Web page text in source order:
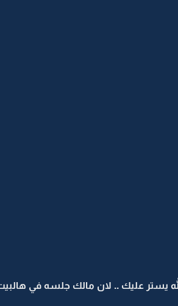
يستر عليك .. لان مالك جلسه في